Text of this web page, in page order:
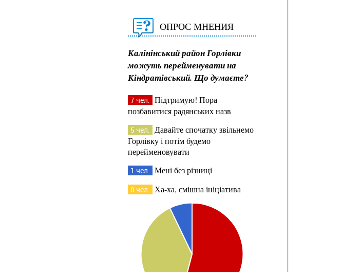
ОПРОС МНЕНИЯ
Калінінський район Горлівки
можуть перейменувати на
Кіндратівський. Що думаєте?
7 чел. Підтримую! Пора
позбавитися радянських назв
5 чел. Давайте спочатку звільнемо
Горлівку і потім будемо
перейменовувати
1 чел. Мені без різниці
0 чел. Ха-ха, смішна ініціатива